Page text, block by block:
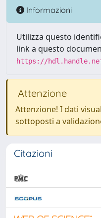
Informazioni
Utilizza questo
link a questo
https://
Attenzione
Attenzione! I dati
sottoposti a
Citazioni